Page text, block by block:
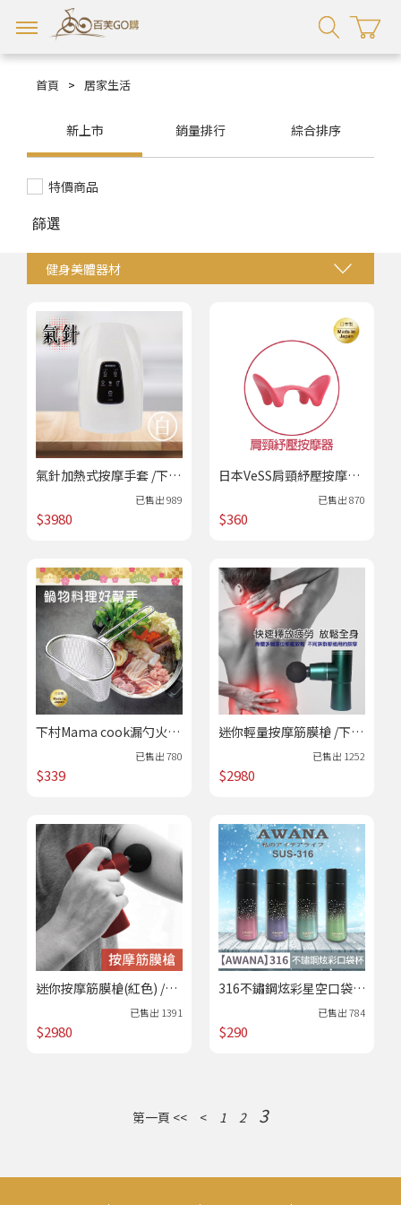
首頁 > 居家生活
新上市 銷量排行 綜合排序
特價商品
篩選
健身美體器材
生活用品
寵物世界
狗狗專區 貓咪專區
氣針加熱式按摩手套 /下單
已售出989
$3980
日本VeSS肩頸紓壓按摩｜
居家生活 /下單進貨已售出870
$360
下村Mama cook漏勺火鍋
撈網(日本製)｜居家生活 /
已售出780
$339
迷你輕量按摩筋膜槍 /下單
已售出 1252
$2980
迷你按摩筋膜槍(紅色) /下
已售出 1391
$2980
316不鏽鋼炫彩星空口袋杯
已售出784
$290
第一頁 << < 1 2 3